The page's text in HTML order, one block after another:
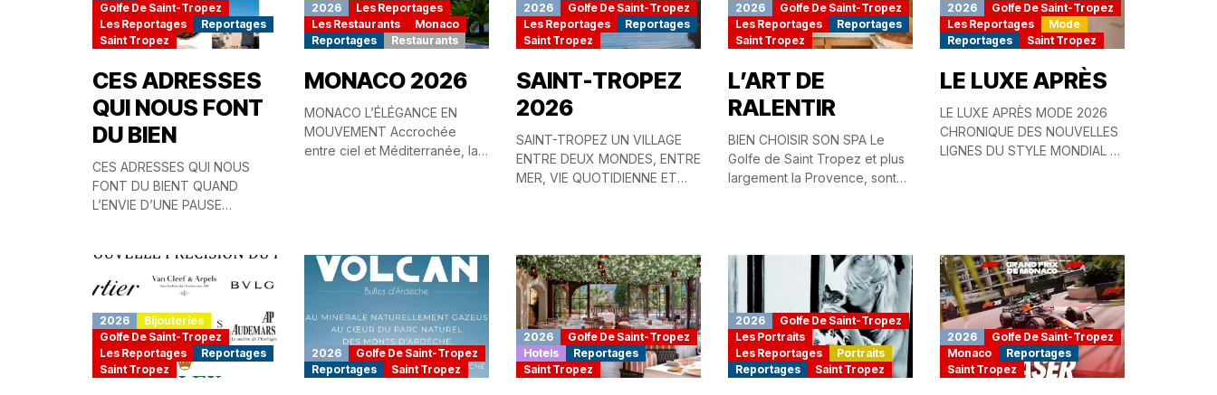
Golfe De Saint-Tropez
Les Reportages
Reportages
Saint Tropez
CES ADRESSES
QUI NOUS FONT
DU BIEN
CES ADRESSES QUI NOUS
FONT DU BIENT QUAND
L’ENVIE D’UNE PAUSE
ADRESSES REFUGES...
2026
Les Reportages
Les Restaurants
Monaco
Reportages
Restaurants
MONACO 2026
MONACO L’ÉLÉGANCE EN
MOUVEMENT Accrochée
entre ciel et Méditerranée, la
2026
Golfe De Saint-Tropez
Les Reportages
Reportages
Saint Tropez
SAINT-TROPEZ
2026
SAINT-TROPEZ UN VILLAGE
ENTRE DEUX MONDES, ENTRE
MER, VIE QUOTIDIENNE ET
2026
Golfe De Saint-Tropez
Les Reportages
Reportages
Saint Tropez
L’ART DE
RALENTIR
BIEN CHOISIR SON SPA Le
Golfe de Saint Tropez et plus
largement la Provence, sont
2026
Golfe De Saint-Tropez
Les Reportages
Mode
Reportages
Saint Tropez
LE LUXE APRÈS
LE LUXE APRÈS MODE 2026
CHRONIQUE DES NOUVELLES
LIGNES DU STYLE MONDIAL LA
2026
Bijouteries
Golfe De Saint-Tropez
Les Reportages
Reportages
Saint Tropez
2026
Golfe De Saint-Tropez
Reportages
Saint Tropez
2026
Golfe De Saint-Tropez
Hotels
Reportages
Saint Tropez
2026
Golfe De Saint-Tropez
Les Portraits
Les Reportages
Portraits
Reportages
Saint Tropez
2026
Golfe De Saint-Tropez
Monaco
Reportages
Saint Tropez